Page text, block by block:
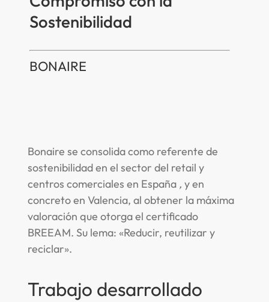
Sostenibilidad
BONAIRE
Bonaire se consolida como referente de
sostenibilidad en el sector del retail y
centros comerciales en España , y en
concreto en Valencia, al obtener la máxima
valoración que otorga el certificado
BREEAM. Su lema: «Reducir, reutilizar y
reciclar».
Trabajo desarrollado